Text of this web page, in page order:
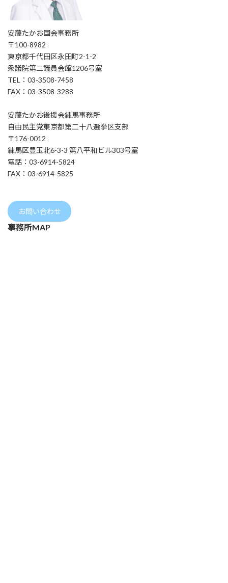
安藤たかお国会事務所
〒100-8982
東京都千代田区永田町2-1-2
衆議院第二議員会館1206号室
TEL：03-3508-7458
FAX：03-3508-3288
安藤たかお後援会練馬事務所
自由民主党東京都第二十八選挙区支部
〒176-0012
練馬区豊玉北6-3-3 第八平和ビル303号室
電話：03-6914-5824
FAX：03-6914-5825
お問い合わせ
事務所MAP